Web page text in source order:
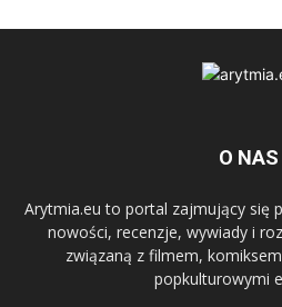
O NAS
Arytmia.eu to portal zajmujący się
nowości, recenzje, wywiady i
związaną z filmem,
popkulturowymi